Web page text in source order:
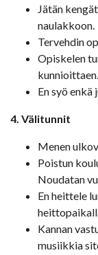
Jätän
naulakkoon.
Tervehdin
Opiskelen
kunnioittaen.
En syö enkä
4. Välitunnit
Menen
Poistun
Noudatan
En heittele
Kannan
musiikkia